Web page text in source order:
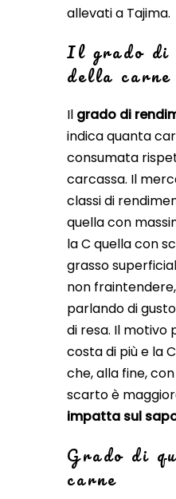
allevati a Tajima.
Il grado di
della carne
Il grado di
indica quanta
consumata
carcassa. Il
classi di
quella con
la C quella con
grasso
non
parlando di
di resa. Il motivo
costa di più e la
che, alla fine,
scarto è
impatta sul
Grado di
carne